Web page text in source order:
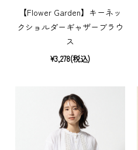
【Flower Garden】キーネッ
クショルダーギャザーブラウ
ス
¥3,278(税込)